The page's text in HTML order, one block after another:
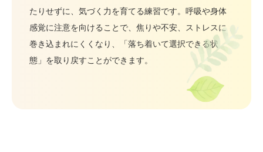
たりせずに、気づく力を育てる練習です。呼吸や身体
感覚に注意を向けることで、焦りや不安、ストレスに
巻き込まれにくくなり、「落ち着いて選択できる状
態」を取り戻すことができます。